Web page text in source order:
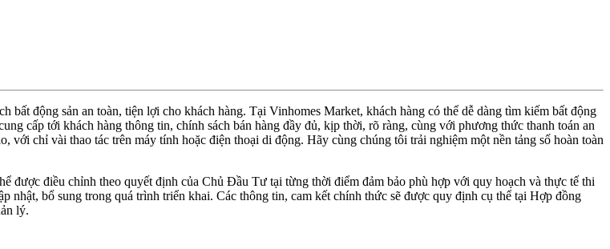
động sản an toàn, tiện lợi cho khách hàng. Tại Vinhomes Market, khách hàng có thể dễ dàng tìm kiếm bất động
cấp tới khách hàng thông tin, chính sách bán hàng đầy đủ, kịp thời, rõ ràng, cùng với phương thức thanh toán an
với chỉ vài thao tác trên máy tính hoặc điện thoại di động. Hãy cùng chúng tôi trải nghiệm một nền tảng số hoàn toàn
được điều chỉnh theo quyết định của Chủ Đầu Tư tại từng thời điểm đảm bảo phù hợp với quy hoạch và thực tế thi
bổ sung trong quá trình triển khai. Các thông tin, cam kết chính thức sẽ được quy định cụ thể tại Hợp đồng
lý.